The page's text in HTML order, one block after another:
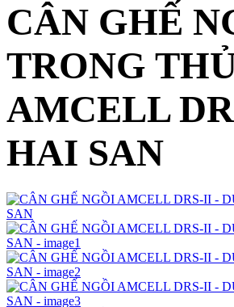
CÂN GHẾ
TRONG
AMCELL
HAI SAN